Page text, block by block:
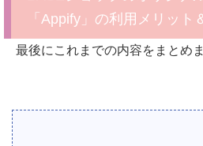
「Appify」の利用メリット
最後にこれまでの内容をまとめま